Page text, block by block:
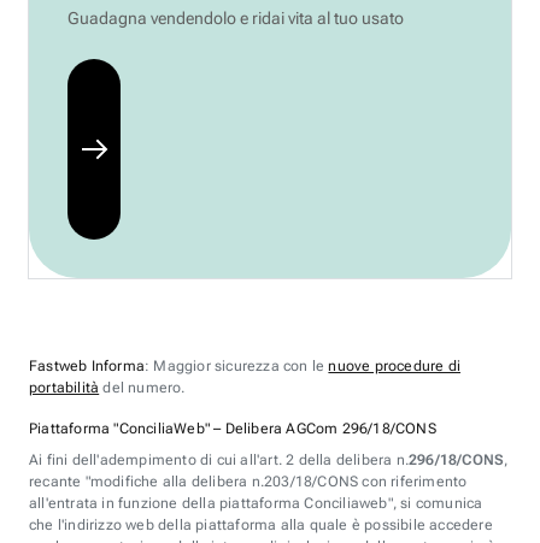
Guadagna vendendolo e ridai vita al tuo usato
Fastweb Informa: Maggior sicurezza con lenuove procedure di
portabilità del numero.
Piattaforma "ConciliaWeb" – Delibera AGCom 296/18/CONS
Ai fini dell'adempimento di cui all'art. 2 della delibera n.296/18/CONS,
recante "modifiche alla delibera n.203/18/CONS con riferimento
all'entrata in funzione della piattaforma Conciliaweb", si comunica
che l'indirizzo web della piattaforma alla quale è possibile accedere